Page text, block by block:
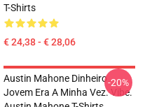
T-Shirts
€ 24,38 - € 28,06
Austin Mahone Dinheiro
Jovem Era A Minha Vez. Vibe.
-20%